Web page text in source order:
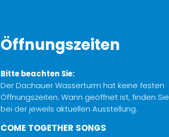
Öffnungszeiten
Bitte beachten Sie:
Der Dachauer Wasserturm hat keine festen
Öffnungszeiten. Wann geöffnet ist, finden Sie
bei der jeweils aktuellen Ausstellung.
COME TOGETHER SONGS